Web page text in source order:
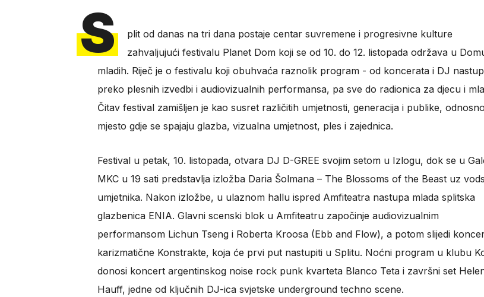
S
plit od danas na tri dana postaje centar suvremene i progresivne kulture
zahvaljujući festivalu Planet Dom koji se od 10. do 12. listopada održava u
mladih. Riječ je o festivalu koji obuhvaća raznolik program - od koncerata i DJ
preko plesnih izvedbi i audiovizualnih performansa, pa sve do radionica za djecu i
Čitav festival zamišljen je kao susret različitih umjetnosti, generacija i publike,
mjesto gdje se spajaju glazba, vizualna umjetnost, ples i zajednica.
Festival u petak, 10. listopada, otvara DJ D-GREE svojim setom u Izlogu, dok se u
MKC u 19 sati predstavlja izložba Daria Šolmana – The Blossoms of the Beast uz
umjetnika. Nakon izložbe, u ulaznom hallu ispred Amfiteatra nastupa mlada splitska
glazbenica ENIA. Glavni scenski blok u Amfiteatru započinje audiovizualnim
performansom Lichun Tseng i Roberta Kroosa (Ebb and Flow), a potom slijedi
karizmatične Konstrakte, koja će prvi put nastupiti u Splitu. Noćni program u klubu
donosi koncert argentinskog noise rock punk kvarteta Blanco Teta i završni set
Hauff, jedne od ključnih DJ-ica svjetske underground techno scene.